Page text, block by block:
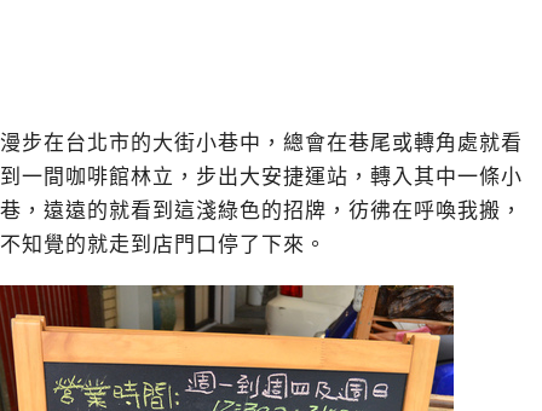
漫步在台北市的大街小巷中，總會在巷尾或轉角處就看
到一間咖啡館林立，步出大安捷運站，轉入其中一條小
巷，遠遠的就看到這淺綠色的招牌，彷彿在呼喚我搬，
不知覺的就走到店門口停了下來。